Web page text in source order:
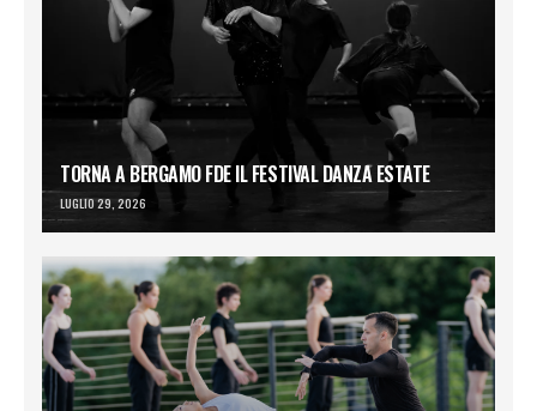
TORNA A BERGAMO FDE IL FESTIVAL DANZA ESTATE
LUGLIO 29, 2026